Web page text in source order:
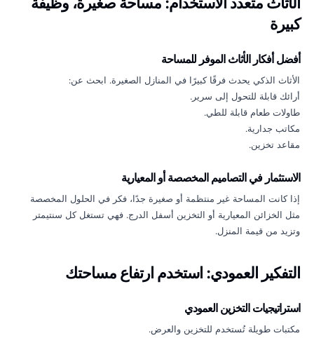
كبيرة
أفضل أفكار الأثاث الموفر للمساحة
الأثاث الذكي يحدث فرقًا كبيرًا في المنازل الصغيرة. ابحث عن:
أرائك قابلة للتحول إلى سرير.
طاولات طعام قابلة للطي.
مكاتب جدارية.
مقاعد تخزين.
الاستثمار في التصاميم المخصصة أو المعيارية
إذا كانت المساحة غير منتظمة أو صغيرة جدًا، فكر في الحلول المخصصة
مثل الخزائن المعيارية أو التخزين أسفل الدرج. فهي تستغل كل سنتيمتر
وتزيد من قيمة المنزل.
التفكير العمودي: استخدم ارتفاع مساحتك
استراتيجيات التخزين العمودي
مكتبات طويلة تُستخدم للتخزين والعرض.